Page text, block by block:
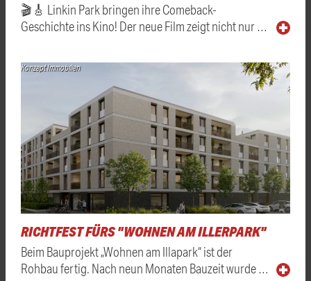
🎬🎸 Linkin Park bringen ihre Comeback-
Geschichte ins Kino! Der neue Film zeigt nicht nur …
Konzept Immobilien
RICHTFEST FÜRS "WOHNEN AM ILLERPARK"
Beim Bauprojekt „Wohnen am Illapark“ ist der
Rohbau fertig. Nach neun Monaten Bauzeit wurde …